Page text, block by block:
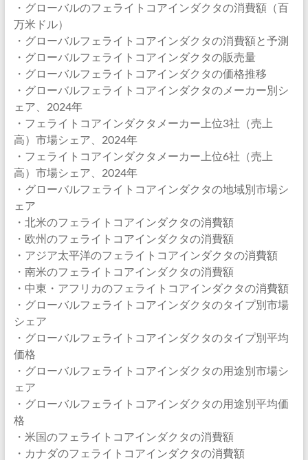
・グローバルのフェライトコアインダクタの消費額（百
万米ドル）
・グローバルフェライトコアインダクタの消費額と予測
・グローバルフェライトコアインダクタの販売量
・グローバルフェライトコアインダクタの価格推移
・グローバルフェライトコアインダクタのメーカー別シ
ェア、2024年
・フェライトコアインダクタメーカー上位3社（売上
高）市場シェア、2024年
・フェライトコアインダクタメーカー上位6社（売上
高）市場シェア、2024年
・グローバルフェライトコアインダクタの地域別市場シ
ェア
・北米のフェライトコアインダクタの消費額
・欧州のフェライトコアインダクタの消費額
・アジア太平洋のフェライトコアインダクタの消費額
・南米のフェライトコアインダクタの消費額
・中東・アフリカのフェライトコアインダクタの消費額
・グローバルフェライトコアインダクタのタイプ別市場
シェア
・グローバルフェライトコアインダクタのタイプ別平均
価格
・グローバルフェライトコアインダクタの用途別市場シ
ェア
・グローバルフェライトコアインダクタの用途別平均価
格
・米国のフェライトコアインダクタの消費額
・カナダのフェライトコアインダクタの消費額